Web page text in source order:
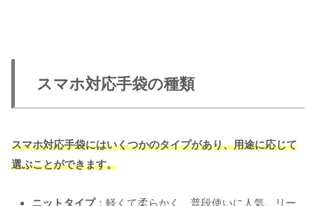
スマホ対応手袋の種類
スマホ対応手袋にはいくつかのタイプがあり、用途に応じて
選ぶことができます。
ニットタイプ：軽くて柔らかく、普段使いに人気。リー